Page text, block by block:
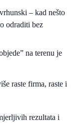
– kad nešto
odraditi bez
na terenu je
raste firma, raste i
rezultata i